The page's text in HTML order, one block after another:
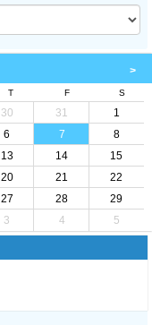
T F S
30 31
1
6 7
8
13 14
15
20 21
22
27 28
29
3 4 5